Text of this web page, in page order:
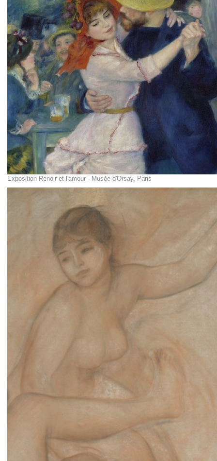
Exposition Renoir et l'amour - Musée d'Orsay, Paris